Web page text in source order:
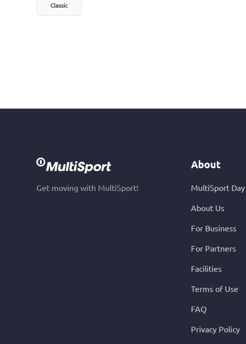
Classic
Get moving with MultiSport!
About
MultiSport Day
About Us
For Business
For Partners
Facilities
Terms of Use
FAQ
Privacy Policy